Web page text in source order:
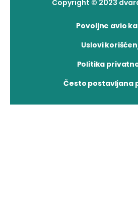
Copyright © 2023
Povoljne avio
Uslovi
Politika
Često postavljana